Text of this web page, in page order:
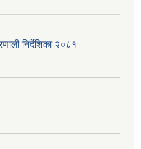
निर्देशिका २०८१